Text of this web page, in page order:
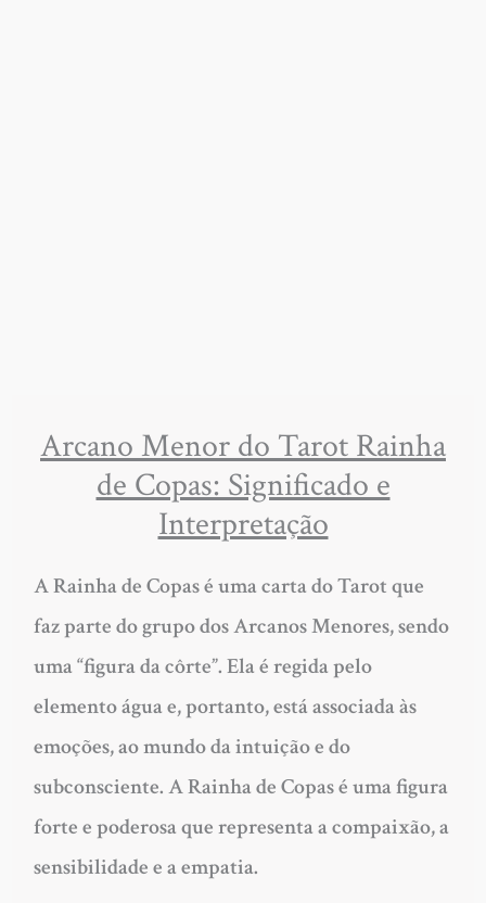
Arcano Menor do Tarot Rainha
de Copas: Significado e
Interpretação
A Rainha de Copas é uma carta do Tarot que
faz parte do grupo dos Arcanos Menores, sendo
uma “figura da côrte”. Ela é regida pelo
elemento água e, portanto, está associada às
emoções, ao mundo da intuição e do
subconsciente. A Rainha de Copas é uma figura
forte e poderosa que representa a compaixão, a
sensibilidade e a empatia.